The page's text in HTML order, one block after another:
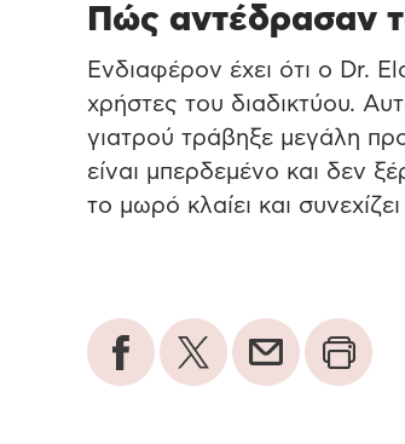
Πώς αντέδρασαν
Ενδιαφέρον έχει ότι ο Dr.
χρήστες του διαδικτύου.
γιατρού τράβηξε μεγάλη
είναι μπερδεμένο και δεν
το μωρό κλαίει και